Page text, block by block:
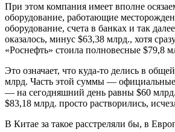
При этом компания имеет вполне
оборудование, работающие
оборудование, счета в банках и так
оказалось, минус $63,38 млрд., хотя
«Роснефть» стоила полновесные $79,8
Это означает, что куда-то делись в
млрд. Часть этой суммы —
— на сегодняшний день равны $60
$83,18 млрд. просто растворились,
В Китае за такое расстреляли бы, в